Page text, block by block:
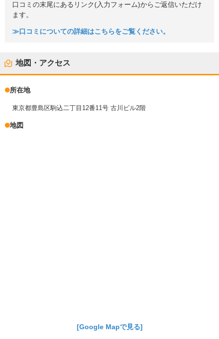
口コミの末尾にあるリンク(入力フォーム)からご返信いただけ
ます。
≫口コミについての詳細はこちらをご覧ください。
地図・アクセス
所在地
東京都豊島区駒込二丁目12番11号 古川ビル2階
地図
[Google Mapで見る]